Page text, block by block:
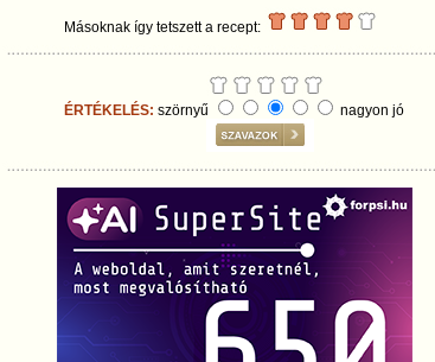
Másoknak így tetszett a recept:
ÉRTÉKELÉS: szörnyű nagyon jó